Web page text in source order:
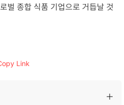
벌 종합 식품 기업으로 거듭날 것